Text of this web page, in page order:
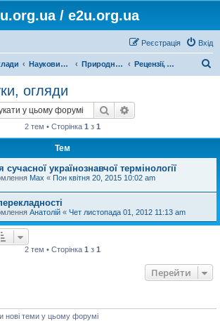
/ e2u.org.ua
Вхід
Реєстрація
Науковий переклад Природничі науки, математика, медицина, загальна література Рецензії, відгуки, огляди
огляди
Пошук
2 тем • Сторінка 1 з 1
Тем
сучасної українознавчої термінології
Max « Пон квітня 20, 2015 10:02 am
Анатолій « Чет листопада 01, 2012 11:13 am
2 тем • Сторінка 1 з 1
Перейти
нові теми у цьому форумі